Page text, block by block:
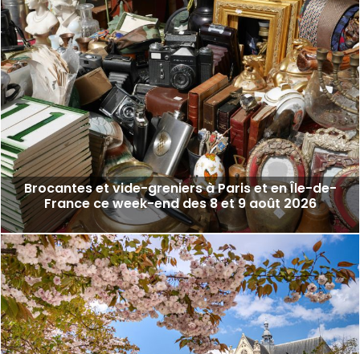
Brocantes et vide-greniers à Paris et en Île-de-
France ce week-end des 8 et 9 août 2026